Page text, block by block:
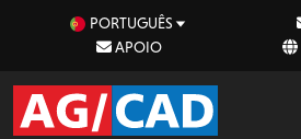
PORTUGUÊS
APOIO